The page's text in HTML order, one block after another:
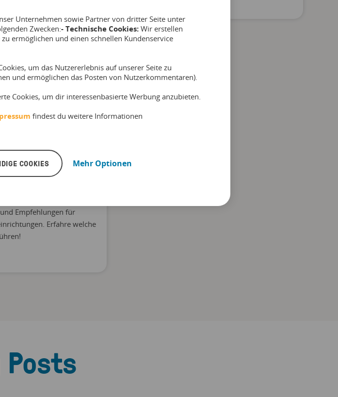
Klettern und
Empfehlungen für
Erfahre welche
Posts
Unternehmen sowie Partner von dritter Seite unter
Zwecken:- Technische Cookies: Wir erstellen
ermöglichen und einen schnellen Kundenservice
um das Nutzererlebnis auf unserer Seite zu
und ermöglichen das Posten von Nutzerkommentaren).
Cookies, um dir interessenbasierte Werbung anzubieten.
findest du weitere Informationen
COOKIES Mehr Optionen